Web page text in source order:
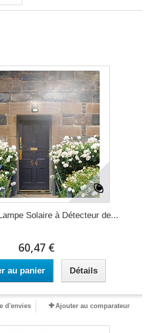
Solaire à Détecteur de...
60,47 €
au panier Détails
d'envies Ajouter au comparateur